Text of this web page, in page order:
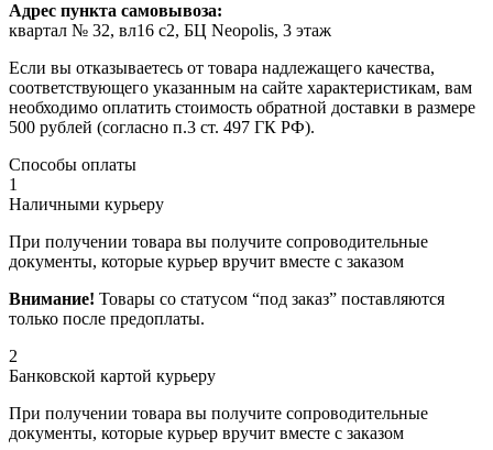
Адрес пункта самовывоза:
квартал № 32, вл16 с2, БЦ Neopolis, 3 этаж
Если вы отказываетесь от товара надлежащего качества,
соответствующего указанным на сайте характеристикам, вам
необходимо оплатить стоимость обратной доставки в размере
500 рублей (согласно п.3 ст. 497 ГК РФ).
Способы оплаты
1
Наличными курьеру
При получении товара вы получите сопроводительные
документы, которые курьер вручит вместе с заказом
Внимание! Товары со статусом “под заказ” поставляются
только после предоплаты.
2
Банковской картой курьеру
При получении товара вы получите сопроводительные
документы, которые курьер вручит вместе с заказом